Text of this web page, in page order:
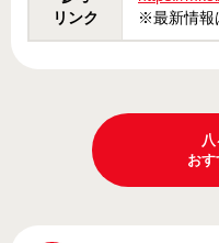
リンク
※最新情報
おす